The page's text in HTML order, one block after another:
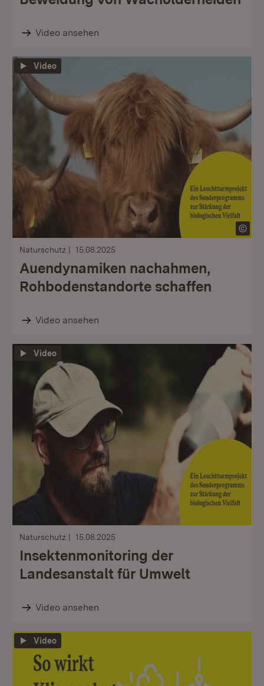
Video ansehen
Video
Naturschutz 15.08.2025
Auendynamiken nachahmen,
Rohbodenstandorte schaffen
Video ansehen
Video
Naturschutz 15.08.2025
Insektenmonitoring der
Landesanstalt für Umwelt
Video ansehen
Video